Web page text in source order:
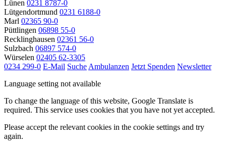
Lünen 0231 8787-0
Lütgendortmund 0231 6188-0
Marl 02365 90-0
Püttlingen 06898 55-0
Recklinghausen 02361 56-0
Sulzbach 06897 574-0
Würselen 02405 62-3305
0234 299-0 E-Mail Suche Ambulanzen Jetzt Spenden Newsletter
Language setting not available
To change the language of this website, Google Translate is
required. This service uses cookies that you have not yet accepted.
Please accept the relevant cookies in the cookie settings and try
again.